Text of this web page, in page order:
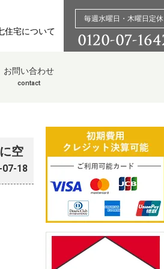
住宅について
毎週水曜日・木曜日定休
お問い合わせ
contact
空
07-18